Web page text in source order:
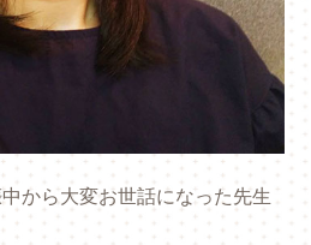
から大変お世話になった先生